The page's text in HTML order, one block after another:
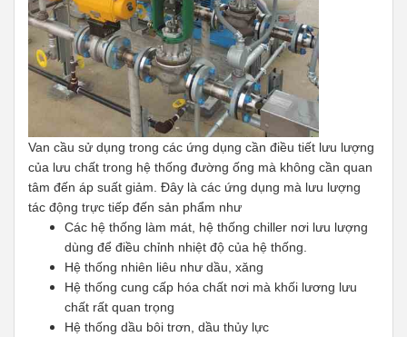
Van cầu sử dụng trong các ứng dụng cần điều tiết lưu lượng
của lưu chất trong hệ thống đường ống mà không cần quan
tâm đến áp suất giảm. Đây là các ứng dụng mà lưu lượng
tác động trực tiếp đến sản phẩm như
Các hệ thống làm mát, hệ thống chiller nơi lưu lượng
dùng để điều chỉnh nhiệt độ của hệ thống.
Hệ thống nhiên liêu như dầu, xăng
Hệ thống cung cấp hóa chất nơi mà khối lương lưu
chất rất quan trọng
Hệ thống dầu bôi trơn, dầu thủy lực